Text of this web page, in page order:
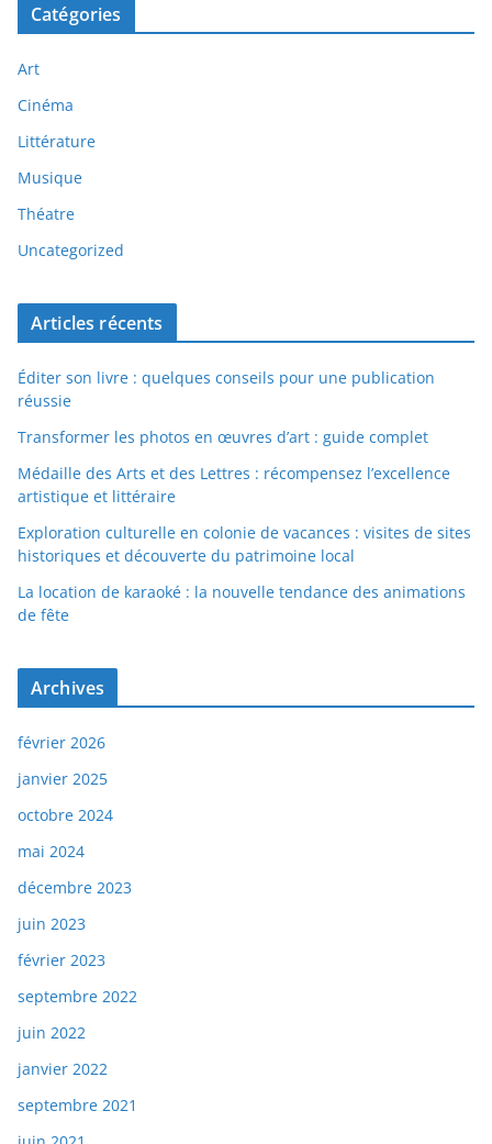
Catégories
Art
Cinéma
Littérature
Musique
Théatre
Uncategorized
Articles récents
Éditer son livre : quelques conseils pour une publication
réussie
Transformer les photos en œuvres d’art : guide complet
Médaille des Arts et des Lettres : récompensez l’excellence
artistique et littéraire
Exploration culturelle en colonie de vacances : visites de sites
historiques et découverte du patrimoine local
La location de karaoké : la nouvelle tendance des animations
de fête
Archives
février 2026
janvier 2025
octobre 2024
mai 2024
décembre 2023
juin 2023
février 2023
septembre 2022
juin 2022
janvier 2022
septembre 2021